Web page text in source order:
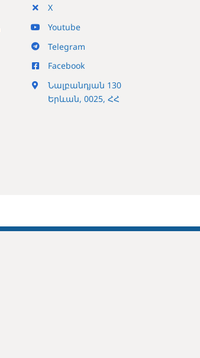
X
Youtube
Telegram
Facebook
Նալբանդյան 130
Երևան, 0025, ՀՀ